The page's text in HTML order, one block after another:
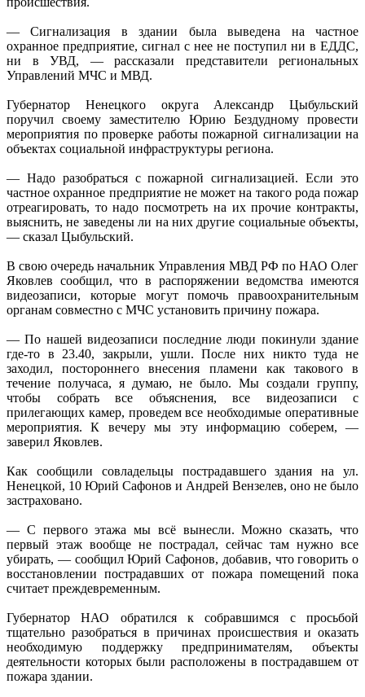
— Сигнализация в здании была выведена на частное
охранное предприятие, сигнал с нее не поступил ни в ЕДДС,
ни в УВД, — рассказали представители региональных
Управлений МЧС и МВД.
Губернатор Ненецкого округа Александр Цыбульский
поручил своему заместителю Юрию Бездудному провести
мероприятия по проверке работы пожарной сигнализации на
объектах социальной инфраструктуры региона.
— Надо разобраться с пожарной сигнализацией. Если это
частное охранное предприятие не может на такого рода пожар
отреагировать, то надо посмотреть на их прочие контракты,
выяснить, не заведены ли на них другие социальные объекты,
— сказал Цыбульский.
В свою очередь начальник Управления МВД РФ по НАО Олег
Яковлев сообщил, что в распоряжении ведомства имеются
видеозаписи, которые могут помочь правоохранительным
органам совместно с МЧС установить причину пожара.
— По нашей видеозаписи последние люди покинули здание
где-то в 23.40, закрыли, ушли. После них никто туда не
заходил, постороннего внесения пламени как такового в
течение получаса, я думаю, не было. Мы создали группу,
чтобы собрать все объяснения, все видеозаписи с
прилегающих камер, проведем все необходимые оперативные
мероприятия. К вечеру мы эту информацию соберем, —
заверил Яковлев.
Как сообщили совладельцы пострадавшего здания на ул.
Ненецкой, 10 Юрий Сафонов и Андрей Вензелев, оно не было
застраховано.
— С первого этажа мы всё вынесли. Можно сказать, что
первый этаж вообще не пострадал, сейчас там нужно все
убирать, — сообщил Юрий Сафонов, добавив, что говорить о
восстановлении пострадавших от пожара помещений пока
считает преждевременным.
Губернатор НАО обратился к собравшимся с просьбой
тщательно разобраться в причинах происшествия и оказать
необходимую поддержку предпринимателям, объекты
деятельности которых были расположены в пострадавшем от
пожара здании.